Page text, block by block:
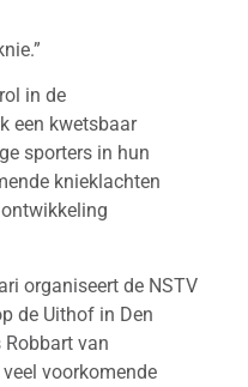
in de
een kwetsbaar
sporters in hun
knieklachten
organiseert de NSTV
de Uithof in Den
Robbart van
voorkomende